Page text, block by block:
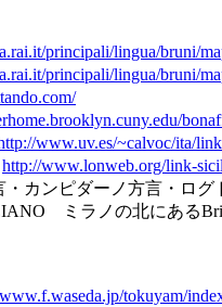
principali/lingua/bruni/
principali/lingua/bruni/
www.uv.es/~calvoc/ita/
http://www.lonweb.org/link-
カンピダーノ方言・ロ
ミラノの北にある
tokuyam/